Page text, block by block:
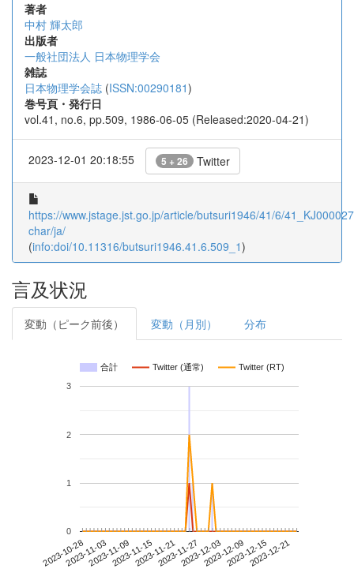
著者
中村 輝太郎
出版者
一般社団法人 日本物理学会
雑誌
日本物理学会誌 (ISSN:00290181)
巻号頁・発行日
vol.41, no.6, pp.509, 1986-06-05 (Released:2020-04-21)
2023-12-01 20:18:55 5 + 26 Twitter
https://www.jstage.jst.go.jp/article/butsuri1946/41/6/
char/ja/
(info:doi/10.11316/butsuri1946.41.6.509_1)
言及状況
変動（ピーク前後） 変動（月別） 分布
合計 Twitter (通常) Twitter (RT)
2023-10-282023-11-032023-11-092023-11-152023-11-212023-11-272023-12-032023-12-092023-12-152023-12-21
0
1
2
3